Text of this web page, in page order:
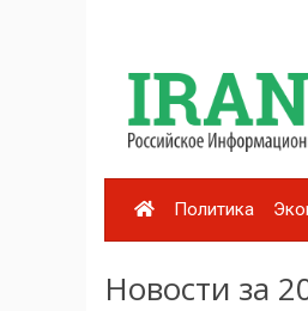
Политика
Новости за